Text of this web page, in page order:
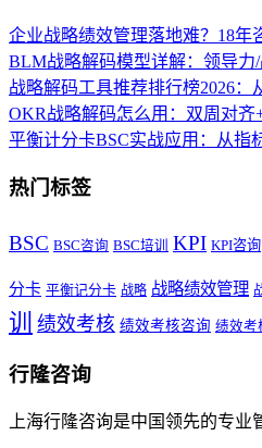
企业战略绩效管理落地难？18年
BLM战略解码模型详解：领导力
战略解码工具推荐排行榜2026
OKR战略解码怎么用：双周对
平衡计分卡BSC实战应用：从指
热门标签
BSC BSC咨询 BSC培训 KPI KPI咨询
分卡 平衡记分卡 战略 战略绩效管理
训 绩效考核 绩效考核咨询 绩效考
行隆咨询
上海行隆咨询是中国领先的专业